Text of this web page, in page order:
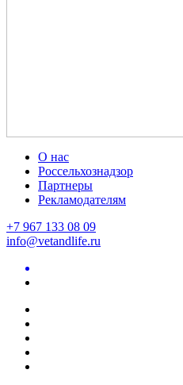
О нас
Россельхознадзор
Партнеры
Рекламодателям
+7 967 133 08 09
info@vetandlife.ru